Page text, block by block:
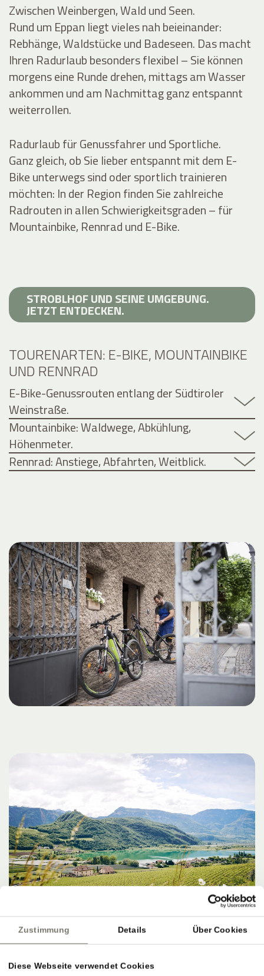
Zustimmung Details Über Cookies
Diese Webseite verwendet Cookies
Zwischen Weinbergen, Wald und Seen.
Rund um Eppan liegt vieles nah beieinander:
Rebhänge, Waldstücke und Badeseen. Das macht
Ihren Radurlaub besonders flexibel – Sie können
morgens eine Runde drehen, mittags am Wasser
ankommen und am Nachmittag ganz entspannt
weiterrollen.
Radurlaub für Genussfahrer und Sportliche.
Ganz gleich, ob Sie lieber entspannt mit dem E-
Bike unterwegs sind oder sportlich trainieren
möchten: In der Region finden Sie zahlreiche
Radrouten in allen Schwierigkeitsgraden – für
Mountainbike, Rennrad und E-Bike.
STROBLHOF UND SEINE UMGEBUNG.
JETZT ENTDECKEN.
TOURENARTEN: E-BIKE, MOUNTAINBIKE
UND RENNRAD
E-Bike-Genussrouten entlang der Südtiroler
Weinstraße.
Mountainbike: Waldwege, Abkühlung,
Höhenmeter.
Rennrad: Anstiege, Abfahrten, Weitblick.